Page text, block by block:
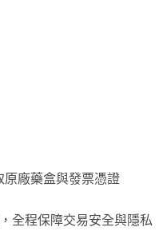
原廠藥盒與發票憑證
，全程保障交易安全與隱私